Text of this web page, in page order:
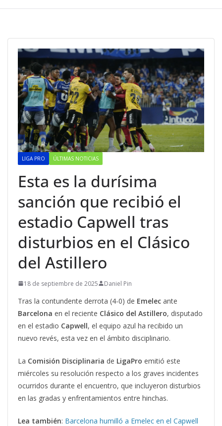
LIGA PRO ÚLTIMAS NOTICIAS
Esta es la durísima
sanción que recibió el
estadio Capwell tras
disturbios en el Clásico
del Astillero
18 de septiembre de 2025 Daniel Pin
Tras la contundente derrota (4-0) de Emelec ante
Barcelona en el reciente Clásico del Astillero, disputado
en el estadio Capwell, el equipo azul ha recibido un
nuevo revés, esta vez en el ámbito disciplinario.
La Comisión Disciplinaria de LigaPro emitió este
miércoles su resolución respecto a los graves incidentes
ocurridos durante el encuentro, que incluyeron disturbios
en las gradas y enfrentamientos entre hinchas.
Lea también: Barcelona humilló a Emelec en el Capwell